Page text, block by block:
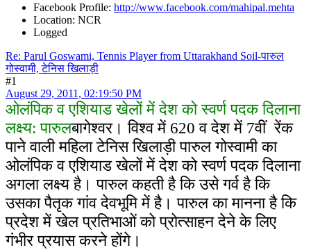
Facebook Profile: http://www.facebook.com/mahipal.mehta
Location: NCR
Logged
Re: Parul Goswami, Tennis Player from Uttarakhand Soil-पारुल
गोस्वामी, टेनिस खिलाड़ी
#1
August 29, 2011, 02:19:50 PM
ओलंपिक व एशियाड खेलों में देश को स्वर्ण पदक दिलाना
लक्ष्य: पारुलबागेश्वर। विश्व में 620 व देश में 7वीं रेंक
पाने वाली महिला टेनिस खिलाड़ी पारुल गोस्वामी का
ओलंपिक व एशियाड खेलों में देश को स्वर्ण पदक दिलाना
अगला लक्ष्य है। पारुल कहती है कि उसे गर्व है कि
उसका पैतृक गांव देवभूमि में है। पारुल का मानना है कि
प्रदेश में खेल प्रतिभाओं को प्रोत्साहन देने के लिए
गंभीर प्रयास करने होंगे।